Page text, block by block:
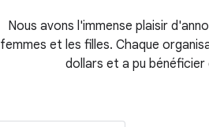
Nous avons l'immense plaisir
femmes et les filles. Chaque
dollars et a pu